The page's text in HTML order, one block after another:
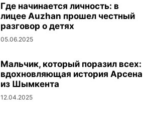
Где начинается личность: в
лицее Auzhan прошел честный
разговор о детях
05.06.2025
Мальчик, который поразил всех:
вдохновляющая история Арсена
из Шымкента
12.04.2025